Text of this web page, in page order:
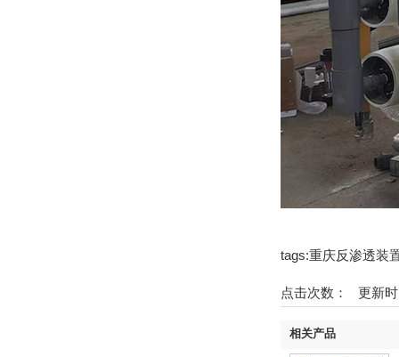
tags:重庆反渗透装置
点击次数： 更新时
相关产品